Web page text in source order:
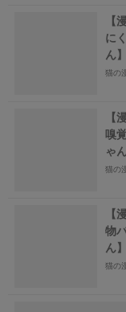
に
ん】
猫の
【
嗅
ゃ
猫の
【
物
ん】
猫の